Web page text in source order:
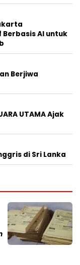
AI untuk
Berjiwa
UTAMA Ajak
di Sri Lanka